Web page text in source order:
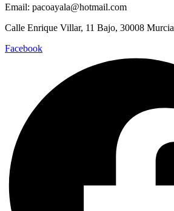
Email: pacoayala@hotmail.com
Calle Enrique Villar, 11 Bajo, 30008 Murcia
Facebook